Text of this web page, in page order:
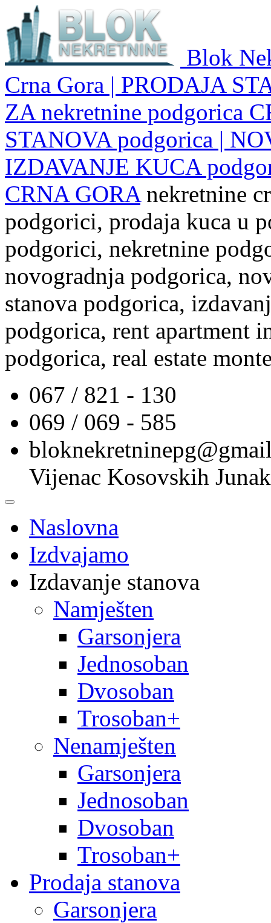
Blok
Crna Gora | PRODAJA
ZA nekretnine podgorica
STANOVA podgorica |
IZDAVANJE KUCA
CRNA GORA nekretnine
podgorici, prodaja kuca u
podgorici, nekretnine
novogradnja podgorica,
stanova podgorica,
podgorica, rent apartment
podgorica, real estate
067 / 821 - 130
069 / 069 - 585
Vijenac Kosovskih
Naslovna
Izdvajamo
Izdavanje stanova
Namješten
Garsonjera
Jednosoban
Dvosoban
Trosoban+
Nenamješten
Garsonjera
Jednosoban
Dvosoban
Trosoban+
Prodaja stanova
Garsonjera